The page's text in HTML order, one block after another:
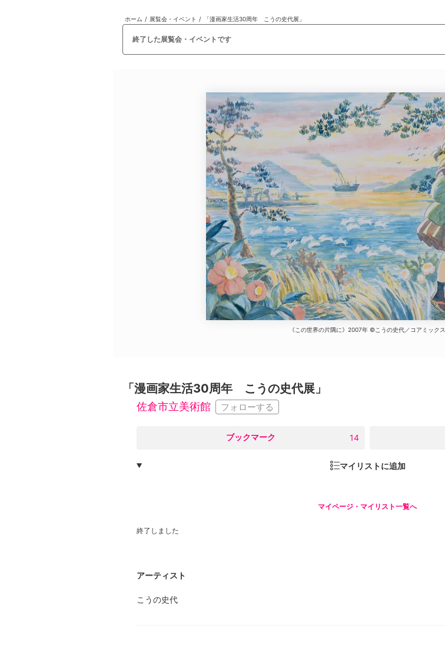
ホーム / 展覧会・イベント / 「漫画家生活30周年 こうの史代展」
終了した展覧会・イベントです
《この世界の片隅に》2007年 ©︎こうの史代／コアミックス
「漫画家生活30周年 こうの史代展」
佐倉市立美術館 フォローする
ブックマーク 14
マイリストに追加
マイページ・マイリスト一覧へ
終了しました
アーティスト
こうの史代